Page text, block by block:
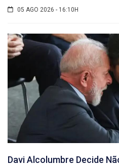
05 AGO 2026 - 16:10H
Davi Alcolumbre Decide